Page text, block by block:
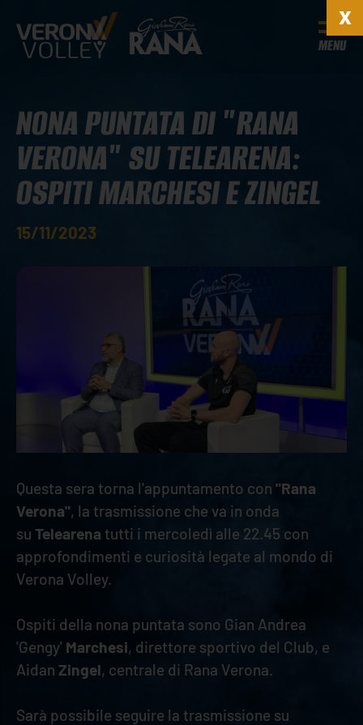
MENU
NONA PUNTATA DI "RANA
VERONA" SU TELEARENA:
OSPITI MARCHESI E ZINGEL
15/11/2023
Questa sera torna l'appuntamento con "Rana
Verona", la trasmissione che va in onda
su Telearena tutti i mercoledì alle 22.45 con
approfondimenti e curiosità legate al mondo di
Verona Volley.
Ospiti della nona puntata sono Gian Andrea
'Gengy' Marchesi, direttore sportivo del Club, e
Aidan Zingel, centrale di Rana Verona.
Sarà possibile seguire la trasmissione su